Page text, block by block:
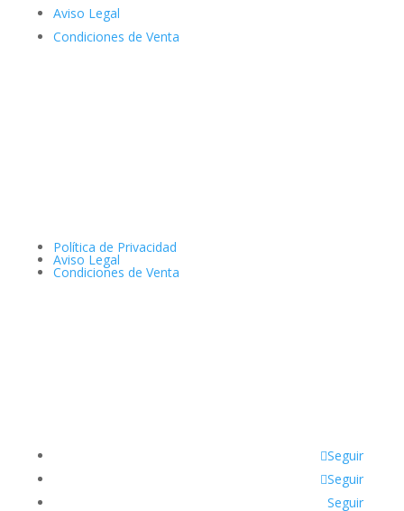
Aviso Legal
Condiciones de Venta
Política de Privacidad
Aviso Legal
Condiciones de Venta
Seguir
Seguir
Seguir